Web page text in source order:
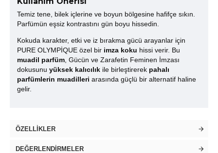
Temiz tene, bilek içlerine ve boyun bölgesine hafifçe sıkın.
Parfümün eşsiz kontrastını gün boyu hissedin.
Kokuda karakter, etki ve iz bırakma gücü arayanlar için
PURE OLYMPİQUE özel bir imza koku hissi verir. Bu
muadil parfüm , Gücün ve Zarafetin Feminen İmzası
dokusunu yüksek kalıcılık ile birleştirerek pahalı
parfümlerin muadilleri arasında güçlü bir alternatif haline
gelir.
ÖZELLIKLER
DEĞERLENDIRMELER